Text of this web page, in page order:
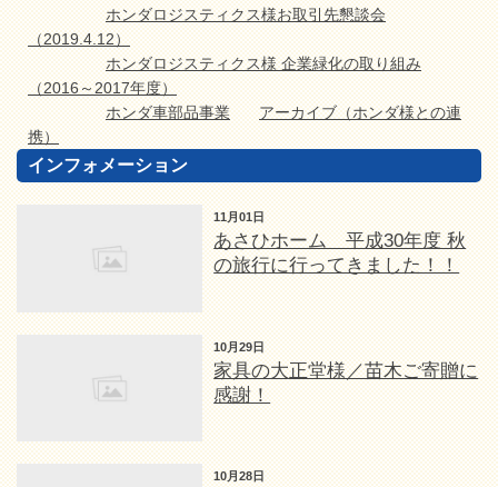
ホンダロジスティクス様お取引先懇談会
（2019.4.12）
ホンダロジスティクス様 企業緑化の取り組み
（2016～2017年度）
ホンダ車部品事業
アーカイブ（ホンダ様との連
携）
インフォメーション
11月01日
あさひホーム 平成30年度 秋
の旅行に行ってきました！！
10月29日
家具の大正堂様／苗木ご寄贈に
感謝！
10月28日